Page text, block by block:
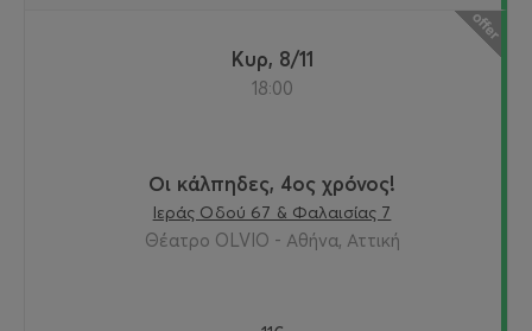
Κυρ, 8/11
18:00
Οι κάλπηδες, 4ος χρόνος!
Ιεράς Οδού 67 & Φαλαισίας 7
Θέατρο OLVIO - Αθήνα, Αττική